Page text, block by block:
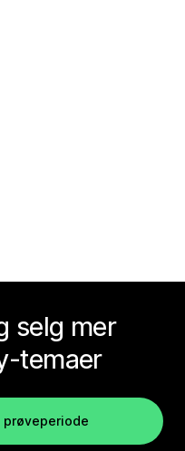
selg mer
temaer